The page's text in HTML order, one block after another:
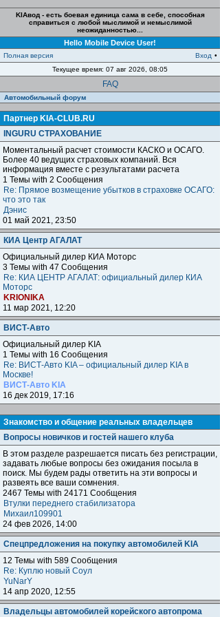
KIAвод - есть боевая единица сама в себе, способная
справиться с любой мыслимой и немыслимой
неожиданностью...
Hello Mobile Device User!
Полная версия Вход •
Текущее время: 07 авг 2026, 08:05
FAQ
Автомобильный форум
Партнер KIA-CLUB.RU
INGURU СТРАХОВАНИЕ
Моментальный расчет стоимости КАСКО и ОСАГО.
Более 40 ведущих страховых компаний. Вся
информация вместе с результатами расчета
1 Темы with 2 Сообщения
Re: Прямое возмещение убытков в страховке ОСАГО:
что это так
Дэнис
01 май 2021, 23:50
КИА Центр АГАЛАТ
Официальный дилер КИА Моторс
3 Темы with 47 Сообщения
Re: КИА ЦЕНТР АГАЛАТ: официальный дилер КИА
Моторс
KRIONIKA
11 мар 2021, 12:20
ВИСТ-Авто
Официальный дилер KIA
1 Темы with 16 Сообщения
Re: ВИСТ-Авто KIA – официальный дилер KIA в
Москве!
ВИСТ-Авто KIA
16 дек 2019, 17:16
Знакомство и общение реальных владельцев
Вопросы новичков и гостей нашего клуба
В этом разделе разрешается писать без регистрации,
задавать любые вопросы без ожидания посыла в
поиск. Мы будем рады ответить на эти вопросы и
развеять все ваши сомнения.
2467 Темы with 24171 Сообщения
Втулки переднего стабилизатора
Михаил109901
24 фев 2026, 14:00
Спецпредложения на покупку автомобилей KIA
12 Темы with 589 Сообщения
Re: Куплю новый Соул
YuNarY
14 апр 2020, 12:55
Владельцы автомобилей корейского автопрома